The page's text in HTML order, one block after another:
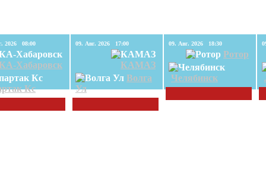
09. Авг. 2026 08:00
Хабаровск
Кс
09. Авг. 2026 17:00
КАМАЗ
Волга
Ул
09. Авг. 2026 18:30
Ротор
Челябинск